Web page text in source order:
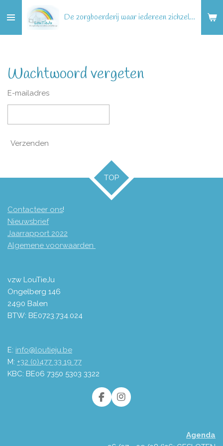
direct
naar
De zorgboerderij waar iedereen zichzelf kan zijn!
Wachtwoord vergeten
E-mailadres
Verzenden
TOP
Contacteer ons!
Nieuwsbrief
Jaarrapport 2022
Algemene voorwaarden
vzw LouTieJu
Ongelberg 146
2490 Balen
BTW: BE0723.734.024
E: info@loutieju.be
M: +32 (0)477 33 19 77
KBC: BE06 7350 5303 3322
F
a
I
n
Agenda